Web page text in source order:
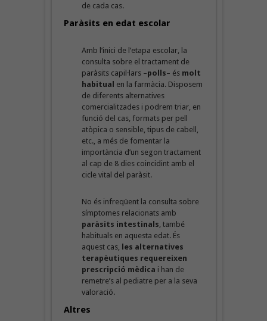
de cada cas.
Paràsits en edat escolar
Amb l’inici de l’etapa escolar, la
consulta sobre el tractament de
paràsits capil·lars –polls– és molt
habitual en la farmàcia. Disposem
de diferents alternatives
comercialitzades i podrem triar, en
funció del cas, formats per pell
atòpica o sensible, tipus de cabell,
etc., a més de fomentar la
importància d’un segon tractament
al cap de 8 dies coincidint amb el
cicle vital del paràsit.
No és infreqüent la consulta sobre
símptomes relacionats amb
paràsits intestinals, també
habituals en aquesta edat. És
aquest cas, les alternatives
terapèutiques requereixen
prescripció mèdica i han de
remetre’s al pediatre per a la seva
valoració.
Altres